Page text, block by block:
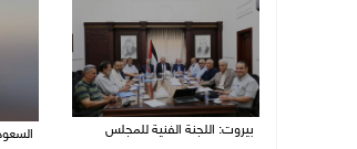
بيروت: اللجنة الفنية للمجلس